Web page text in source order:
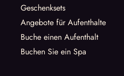
Geschenksets
Angebote für Aufenthalte
Buche einen Aufenthalt
Buchen Sie ein Spa